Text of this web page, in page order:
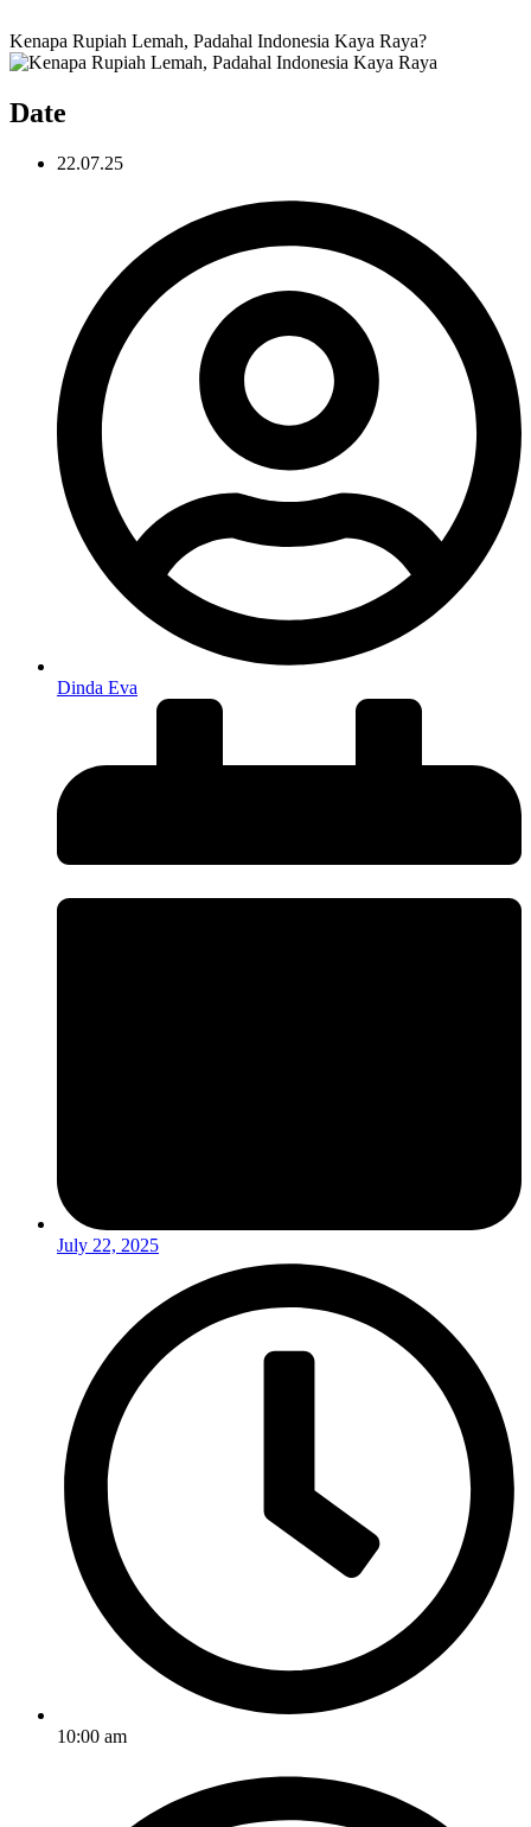
Kenapa Rupiah Lemah, Padahal Indonesia Kaya Raya?
Date
22.07.25
Dinda Eva
July 22, 2025
10:00 am